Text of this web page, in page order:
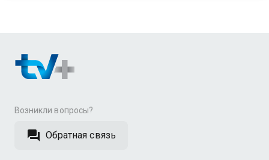
Возникли вопросы?
Обратная связь